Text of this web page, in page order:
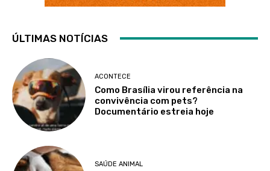
ÚLTIMAS NOTÍCIAS
ACONTECE
Como Brasília virou referência na
convivência com pets?
Documentário estreia hoje
SAÚDE ANIMAL